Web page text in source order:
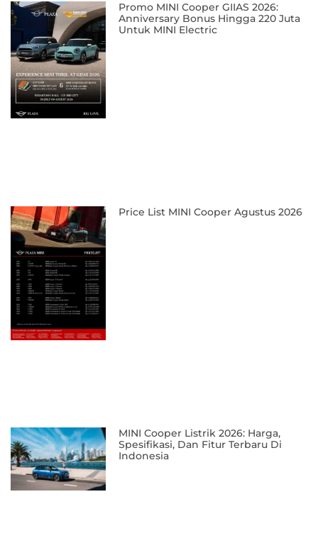
Promo MINI Cooper GIIAS 2026:
Anniversary Bonus Hingga 220 Juta
Untuk MINI Electric
Price List MINI Cooper Agustus 2026
MINI Cooper Listrik 2026: Harga,
Spesifikasi, Dan Fitur Terbaru Di
Indonesia